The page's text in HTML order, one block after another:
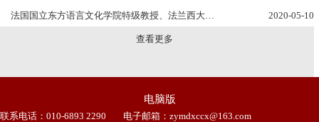
法国国立东方语言文化学院特级教授、法兰西大… 2020-05-10
查看更多
电脑版
联系电话：010-6893 2290
电子邮箱：zymdxccx@163.com